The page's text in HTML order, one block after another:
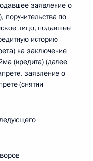
заявление о
поручительства по
лицо, подавшее
историю
на заключение
(кредита) (далее
заявление о
(снятии